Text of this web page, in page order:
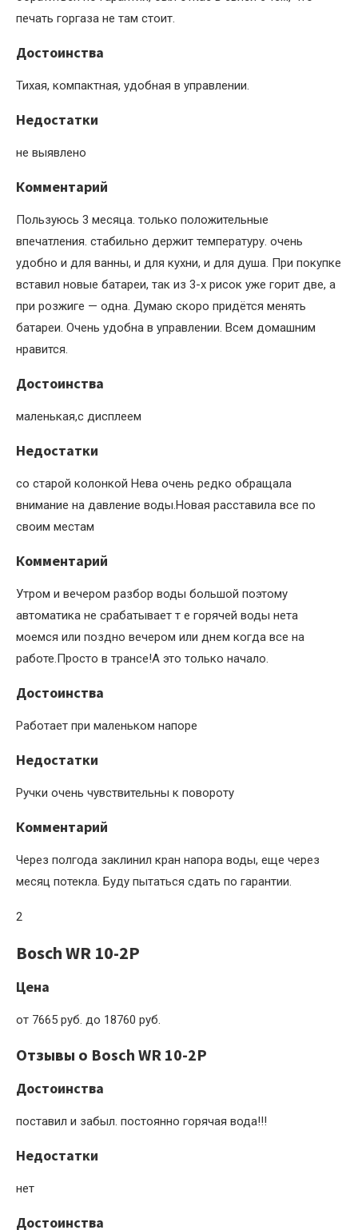
печать горгаза не там стоит.
Достоинства
Тихая, компактная, удобная в управлении.
Недостатки
не выявлено
Комментарий
Пользуюсь 3 месяца. только положительные
впечатления. стабильно держит температуру. очень
удобно и для ванны, и для кухни, и для душа. При покупке
вставил новые батареи, так из 3-х рисок уже горит две, а
при розжиге — одна. Думаю скоро придётся менять
батареи. Очень удобна в управлении. Всем домашним
нравится.
Достоинства
маленькая,с дисплеем
Недостатки
со старой колонкой Нева очень редко обращала
внимание на давление воды.Новая расставила все по
своим местам
Комментарий
Утром и вечером разбор воды большой поэтому
автоматика не срабатывает т е горячей воды нета
моемся или поздно вечером или днем когда все на
работе.Просто в трансе!А это только начало.
Достоинства
Работает при маленьком напоре
Недостатки
Ручки очень чувствительны к повороту
Комментарий
Через полгода заклинил кран напора воды, еще через
месяц потекла. Буду пытаться сдать по гарантии.
2
Bosch WR 10-2P
Цена
от 7665 руб. до 18760 руб.
Отзывы о Bosch WR 10-2P
Достоинства
поставил и забыл. постоянно горячая вода!!!
Недостатки
нет
Достоинства